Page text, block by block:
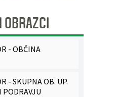
OBRAZCI
- OBČINA
- SKUPNA OB. UP.
PODRAVJU